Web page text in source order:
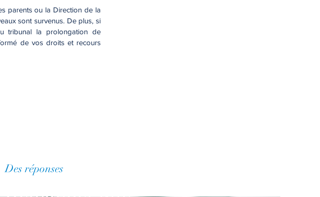
parents ou la Direction de la
sont survenus. De plus, si
tribunal la prolongation de
de vos droits et recours
Des réponses